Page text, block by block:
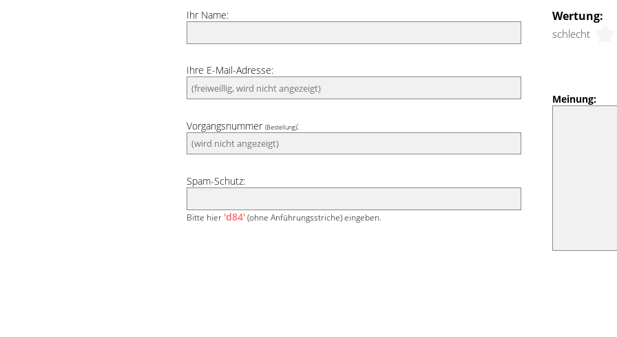
Wertung:
schlecht
Meinung:
Ihr Name:
Ihre E-Mail-Adresse:
Vorgangsnummer (Bestellung):
Spam-Schutz:
Bitte hier 'd84'(ohne Anführungsstriche) eingeben.